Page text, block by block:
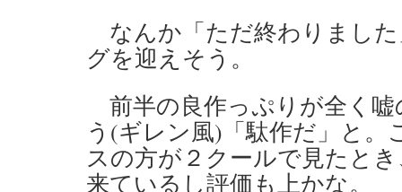
なんか「ただ終わりまし
グを迎えそう。
前半の良作っぷりが全く
う(ギレン風)「駄作だ」と。
スの方が２クールで見たと
来ているし評価も上かな。